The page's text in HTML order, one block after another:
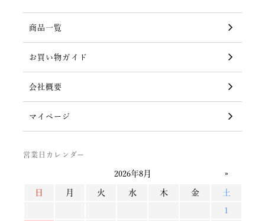
商品一覧
お買い物ガイド
会社概要
マイページ
営業日カレンダー